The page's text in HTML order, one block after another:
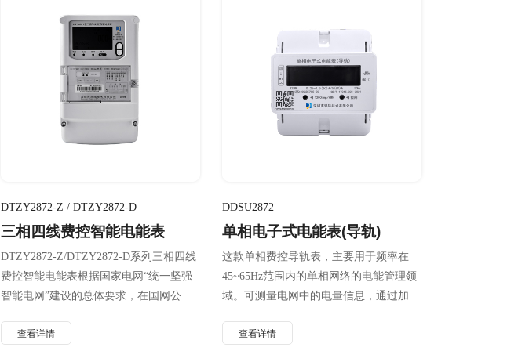
DTZY2872-Z / DTZY2872-D
三相四线费控智能电能表
DTZY2872-Z/DTZY2872-D系列三相四线
费控智能电能表根据国家电网“统一坚强
智能电网”建设的总体要求，在国网公司
一代智能电能表
查看详情
DDSU2872
单相电子式电能表(导轨)
这款单相费控导轨表，主要用于频率在
45~65Hz范围内的单相网络的电能管理领
域。可测量电网中的电量信息，通过加密
互。仪表内置大功率继电器可实现本地跳
查看详情